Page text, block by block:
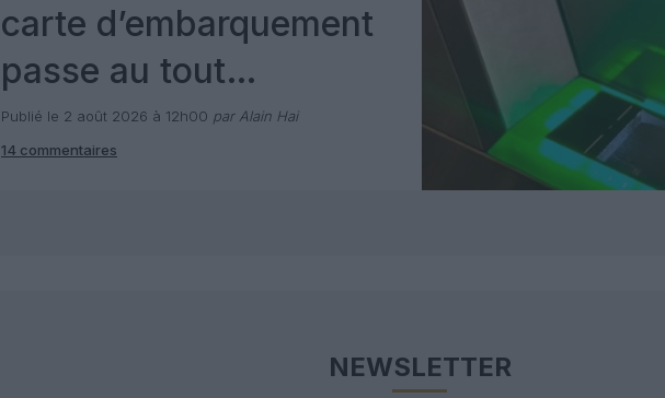
carte d’embarquement
passe au tout
numérique avec Pax
Check
Publié le 2 août 2026 à 12h00 par Alain Hai
14 commentaires
NEWSLETTER